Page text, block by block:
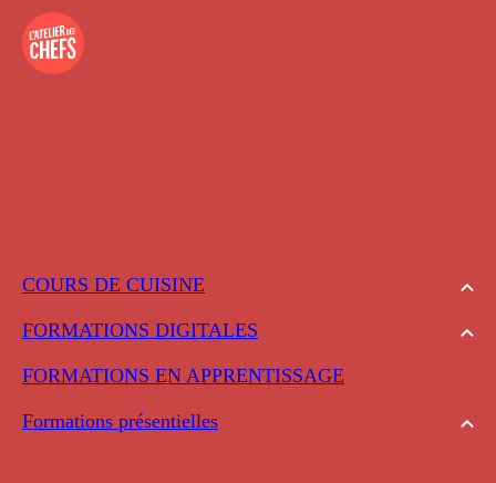
COURS DE CUISINE
FORMATIONS DIGITALES
FORMATIONS EN APPRENTISSAGE
Formations présentielles